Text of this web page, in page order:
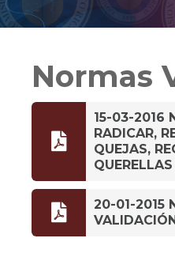
Normas

15-03-2016
RADICAR,
QUEJAS,
QUERELLAS

20-01-2015